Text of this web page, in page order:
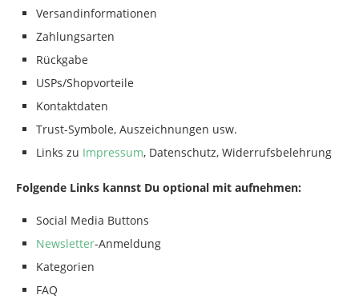
Versandinformationen
Zahlungsarten
Rückgabe
USPs/Shopvorteile
Kontaktdaten
Trust-Symbole, Auszeichnungen usw.
Links zu Impressum, Datenschutz, Widerrufsbelehrung
Folgende Links kannst Du optional mit aufnehmen:
Social Media Buttons
Newsletter-Anmeldung
Kategorien
FAQ